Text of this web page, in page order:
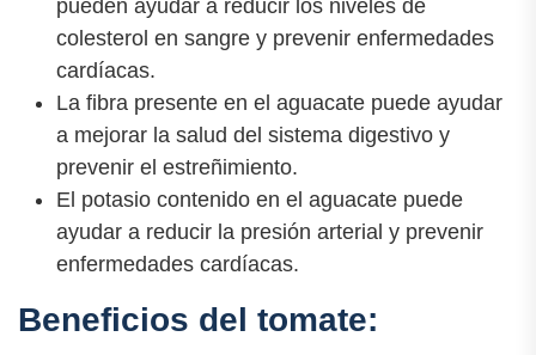
pueden ayudar a reducir los niveles de
colesterol en sangre y prevenir enfermedades
cardíacas.
La fibra presente en el aguacate puede ayudar
a mejorar la salud del sistema digestivo y
prevenir el estreñimiento.
El potasio contenido en el aguacate puede
ayudar a reducir la presión arterial y prevenir
enfermedades cardíacas.
Beneficios del tomate: